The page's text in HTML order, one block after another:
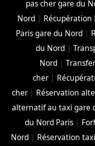
pas cher gare du
Nord | Récupération
Paris gare du Nord|
du Nord |
Nord |
cher |
cher| Réservation
alternatif au taxi gare
du Nord Paris|
Nord | Réservation